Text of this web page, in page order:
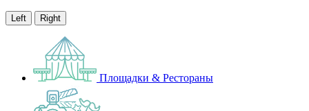
Left Right
Площадки & Рестораны